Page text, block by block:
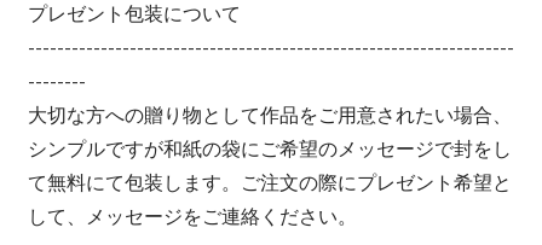
プレゼント包装について
-------------------------------------------------------------------
--------
大切な方への贈り物として作品をご用意されたい場合、
シンプルですが和紙の袋にご希望のメッセージで封をし
て無料にて包装します。ご注文の際にプレゼント希望と
して、メッセージをご連絡ください。